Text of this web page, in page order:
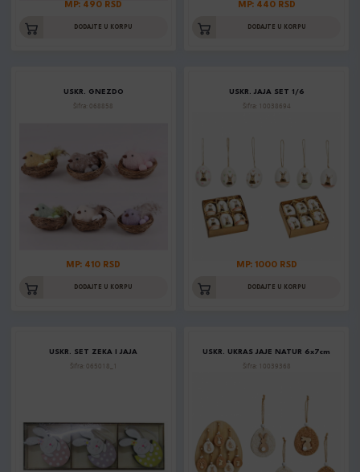
MP: 490 RSD
DODAJTE U KORPU
MP: 440 RSD
DODAJTE U KORPU
USKR. GNEZDO
Šifra: 068858
MP: 410 RSD
DODAJTE U KORPU
USKR. JAJA SET 1/6
Šifra: 10038694
MP: 1000 RSD
DODAJTE U KORPU
USKR. SET ZEKA I JAJA
Šifra: 065018_1
USKR. UKRAS JAJE NATUR 6x7cm
Šifra: 10039368